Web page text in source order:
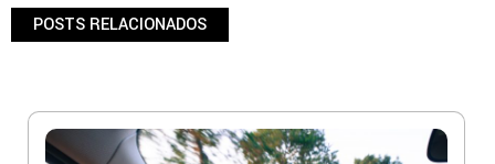
POSTS RELACIONADOS